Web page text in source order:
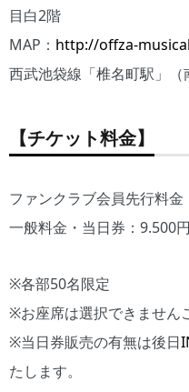
目白2階
MAP： http://offza-
西武池袋線「椎名町駅」
【チケット料金】
ファンクラブ会員先行料金
一般料金・当日券：9.500円
※各部50名限定
※お座席は選択できません
※当日券販売の有無は後日
たします。